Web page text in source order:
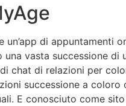
un’app di appuntamenti
una vasta successione di
chat di relazioni per
successione a coloro
E conosciuto come